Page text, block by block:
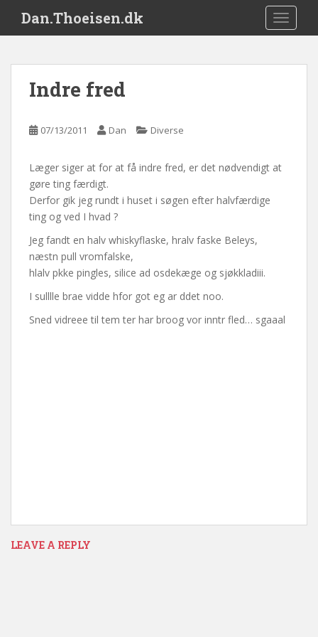
i
Dan.Thoeisen.dk
Indre fred
07/13/2011 Dan Diverse
Læger siger at for at få indre fred, er det nødvendigt at
gøre ting færdigt.
Derfor gik jeg rundt i huset i søgen efter halvfærdige
ting og ved I hvad ?
Jeg fandt en halv whiskyflaske, hralv faske Beleys,
næstn pull vromfalske,
hlalv pkke pingles, silice ad osdekæge og sjøkkladiii.
I sulllle brae vidde hfor got eg ar ddet noo.
Sned vidreee til tem ter har broog vor inntr fled… sgaaal
LEAVE A REPLY